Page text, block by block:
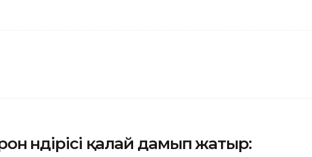
өндірісі қалай дамып жатыр: